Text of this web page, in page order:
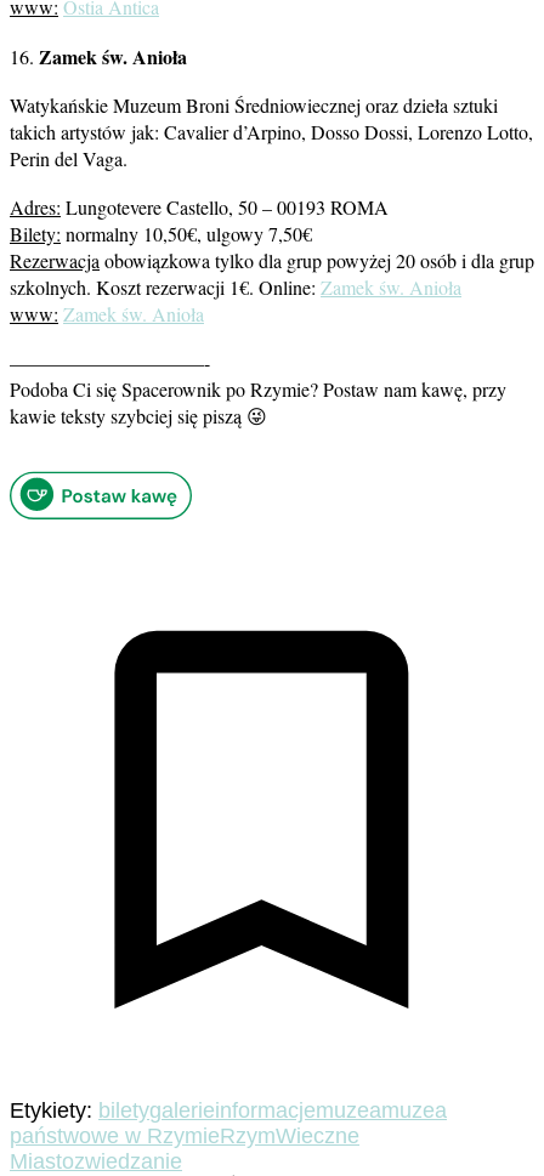
www: Ostia Antica
16. Zamek św. Anioła
Watykańskie Muzeum Broni Średniowiecznej oraz dzieła sztuki
takich artystów jak: Cavalier d’Arpino, Dosso Dossi, Lorenzo Lotto,
Perin del Vaga.
Adres: Lungotevere Castello, 50 – 00193 ROMA
Bilety: normalny 10,50€, ulgowy 7,50€
Rezerwacjaobowiązkowa tylko dla grup powyżej 20 osób i dla grup
szkolnych. Koszt rezerwacji 1€. Online: Zamek św. Anioła
www: Zamek św. Anioła
——————————-
Podoba Ci się Spacerownik po Rzymie? Postaw nam kawę, przy
kawie teksty szybciej się piszą 😜
Etykiety: biletygalerieinformacjemuzeamuzea
państwowe w RzymieRzymWieczne
Miastozwiedzanie